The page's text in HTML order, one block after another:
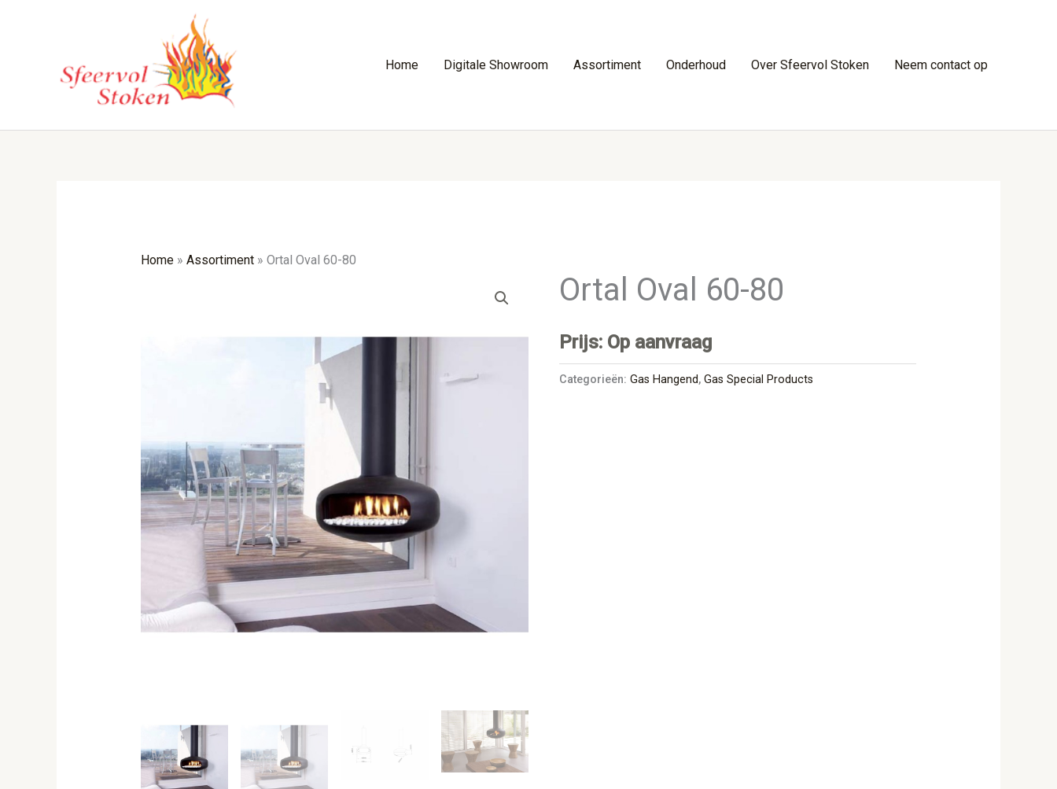
Home Digitale Showroom Assortiment Onderhoud Over Sfeervol Stoken Neem contact op
Home» Assortiment» Ortal Oval 60-80
Ortal Oval 60-80
Prijs: Op aanvraag
Categorieën:Gas Hangend,Gas Special Products